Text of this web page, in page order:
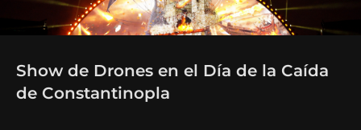
Show de Drones en el Día de la Caída
de Constantinopla